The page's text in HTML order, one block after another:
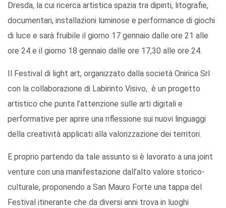
Dresda, la cui ricerca artistica spazia tra dipinti, litografie,
documentari, installazioni luminose e performance di giochi
di luce e sarà fruibile il giorno 17 gennaio dalle ore 21 alle
ore 24 e il giorno 18 gennaio dalle ore 17,30 alle ore 24.
Il Festival di light art, organizzato dalla società Onirica Srl
con la collaborazione di Labirinto Visivo, è un progetto
artistico che punta l’attenzione sulle arti digitali e
performative per aprire una riflessione sui nuovi linguaggi
della creatività applicati alla valorizzazione dei territori.
E proprio partendo da tale assunto si è lavorato a una joint
venture con una manifestazione dall’alto valore storico-
culturale, proponendo a San Mauro Forte una tappa del
Festival itinerante che da diversi anni trova in luoghi